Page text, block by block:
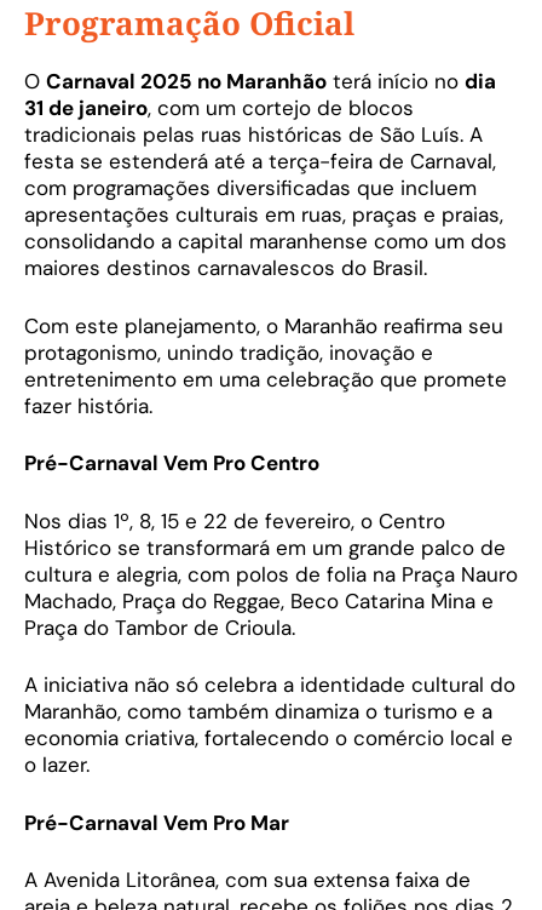
Programação Oficial
O Carnaval 2025 no Maranhão terá início no dia
31 de janeiro, com um cortejo de blocos
tradicionais pelas ruas históricas de São Luís. A
festa se estenderá até a terça-feira de Carnaval,
com programações diversificadas que incluem
apresentações culturais em ruas, praças e praias,
consolidando a capital maranhense como um dos
maiores destinos carnavalescos do Brasil.
Com este planejamento, o Maranhão reafirma seu
protagonismo, unindo tradição, inovação e
entretenimento em uma celebração que promete
fazer história.
Pré-Carnaval Vem Pro Centro
Nos dias 1º, 8, 15 e 22 de fevereiro, o Centro
Histórico se transformará em um grande palco de
cultura e alegria, com polos de folia na Praça Nauro
Machado, Praça do Reggae, Beco Catarina Mina e
Praça do Tambor de Crioula.
A iniciativa não só celebra a identidade cultural do
Maranhão, como também dinamiza o turismo e a
economia criativa, fortalecendo o comércio local e
o lazer.
Pré-Carnaval Vem Pro Mar
A Avenida Litorânea, com sua extensa faixa de